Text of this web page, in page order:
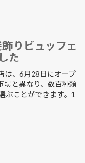
飾りビュッフェ
た
は、6月28日にオープ
場と異なり、数百種類
ぶことができます。1